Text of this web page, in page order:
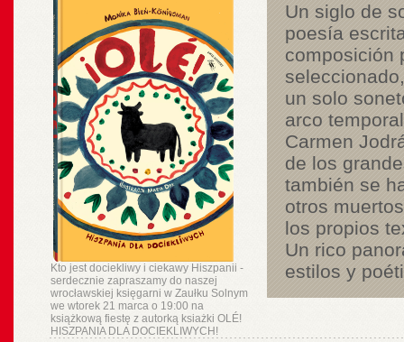
Kto jest dociekliwy i ciekawy Hiszpanii -
serdecznie zapraszamy do naszej
wrocławskiej księgarni w Zaułku Solnym
we wtorek 21 marca o 19:00 na
książkową fiestę z autorką ksiażki OLÉ!
HISZPANIA DLA DOCIEKLIWYCH!
Un siglo de
poesía
composición
un solo
arco
Carmen
de los
también se
otros
los propios
Un rico
estilos y